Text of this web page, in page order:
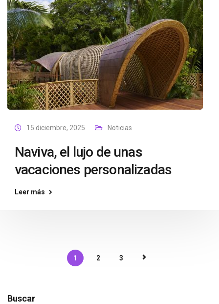
15 diciembre, 2025 Noticias
Naviva, el lujo de unas
vacaciones personalizadas
Leer más
1 2 3
Buscar